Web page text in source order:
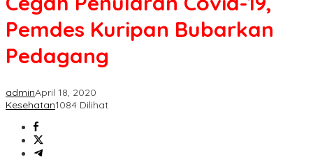
19,
Kuripan
Bubarkan
Pemdes Kuripan Bubarkan
Pedagang
adminApril 18, 2020
Kesehatan1084 Dilihat